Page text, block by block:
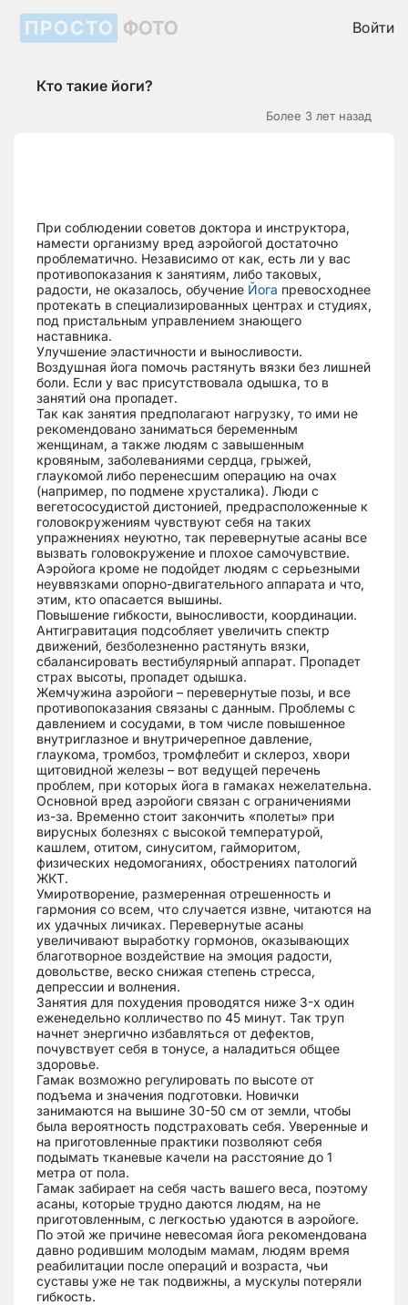
ПРОСТО ФОТО Войти
Кто такие йоги?
Более 3 лет назад
При соблюдении советов доктора и инструктора,
намести организму вред аэройогой достаточно
проблематично. Независимо от как, есть ли у вас
противопоказания к занятиям, либо таковых,
радости, не оказалось, обучение Йога превосходнее
протекать в специализированных центрах и студиях,
под пристальным управлением знающего
наставника.
Улучшение эластичности и выносливости.
Воздушная йога помочь растянуть вязки без лишней
боли. Если у вас присутствовала одышка, то в
занятий она пропадет.
Так как занятия предполагают нагрузку, то ими не
рекомендовано заниматься беременным
женщинам, а также людям с завышенным
кровяным, заболеваниями сердца, грыжей,
глаукомой либо перенесшим операцию на очах
(например, по подмене хрусталика). Люди с
вегетососудистой дистонией, предрасположенные к
головокружениям чувствуют себя на таких
упражнениях неуютно, так перевернутые асаны все
вызвать головокружение и плохое самочувствие.
Аэройога кроме не подойдет людям с серьезными
неуввязками опорно-двигательного аппарата и что,
этим, кто опасается вышины.
Повышение гибкости, выносливости, координации.
Антигравитация подсобляет увеличить спектр
движений, безболезненно растянуть вязки,
сбалансировать вестибулярный аппарат. Пропадет
страх высоты, пропадет одышка.
Жемчужина аэройоги – перевернутые позы, и все
противопоказания связаны с данным. Проблемы с
давлением и сосудами, в том числе повышенное
внутриглазное и внутричерепное давление,
глаукома, тромбоз, тромфлебит и склероз, хвори
щитовидной железы – вот ведущей перечень
проблем, при которых йога в гамаках нежелательна.
Основной вред аэройоги связан с ограничениями
из-за. Временно стоит закончить «полеты» при
вирусных болезнях с высокой температурой,
кашлем, отитом, синуситом, гайморитом,
физических недомоганиях, обострениях патологий
ЖКТ.
Умиротворение, размеренная отрешенность и
гармония со всем, что случается извне, читаются на
их удачных личиках. Перевернутые асаны
увеличивают выработку гормонов, оказывающих
благотворное воздействие на эмоция радости,
довольстве, веско снижая степень стресса,
депрессии и волнения.
Занятия для похудения проводятся ниже 3-х один
еженедельно колличество по 45 минут. Так труп
начнет энергично избавляться от дефектов,
почувствует себя в тонусе, а наладиться общее
здоровье.
Гамак возможно регулировать по высоте от
подъема и значения подготовки. Новички
занимаются на вышине 30-50 см от земли, чтобы
была вероятность подстраховать себя. Уверенные и
на приготовленные практики позволяют себя
подымать тканевые качели на расстояние до 1
метра от пола.
Гамак забирает на себя часть вашего веса, поэтому
асаны, которые трудно даются людям, на не
приготовленным, с легкостью удаются в аэройоге.
По этой же причине невесомая йога рекомендована
давно родившим молодым мамам, людям время
реабилитации после операций и возраста, чьи
суставы уже не так подвижны, а мускулы потеряли
гибкость.